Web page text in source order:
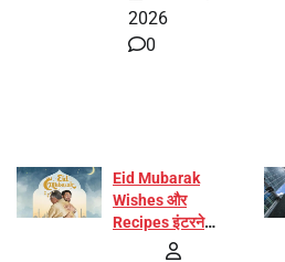
2026
0
Eid Mubarak
Wishes और
Recipes इंटरनेट
पर हुईं वायरल